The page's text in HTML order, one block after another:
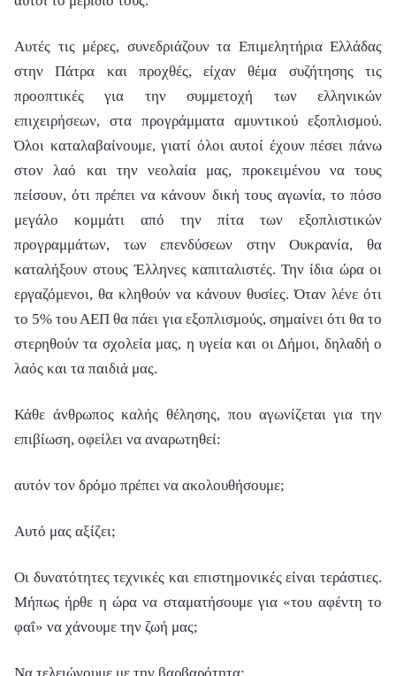
Αυτές τις μέρες, συνεδριάζουν τα Επιμελητήρια Ελλάδας
στην Πάτρα και προχθές, είχαν θέμα συζήτησης τις
προοπτικές για την συμμετοχή των ελληνικών
επιχειρήσεων, στα προγράμματα αμυντικού εξοπλισμού.
Όλοι καταλαβαίνουμε, γιατί όλοι αυτοί έχουν πέσει πάνω
στον λαό και την νεολαία μας, προκειμένου να τους
πείσουν, ότι πρέπει να κάνουν δική τους αγωνία, το πόσο
μεγάλο κομμάτι από την πίτα των εξοπλιστικών
προγραμμάτων, των επενδύσεων στην Ουκρανία, θα
καταλήξουν στους Έλληνες καπιταλιστές. Την ίδια ώρα οι
εργαζόμενοι, θα κληθούν να κάνουν θυσίες. Όταν λένε ότι
το 5% του ΑΕΠ θα πάει για εξοπλισμούς, σημαίνει ότι θα το
στερηθούν τα σχολεία μας, η υγεία και οι Δήμοι, δηλαδή ο
λαός και τα παιδιά μας.
Κάθε άνθρωπος καλής θέλησης, που αγωνίζεται για την
επιβίωση, οφείλει να αναρωτηθεί:
αυτόν τον δρόμο πρέπει να ακολουθήσουμε;
Αυτό μας αξίζει;
Οι δυνατότητες τεχνικές και επιστημονικές είναι τεράστιες.
Μήπως ήρθε η ώρα να σταματήσουμε για «του αφέντη το
φαΐ» να χάνουμε την ζωή μας;